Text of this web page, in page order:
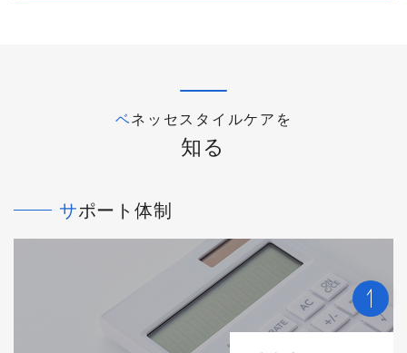
ベネッセスタイルケアを
知る
サポート体制